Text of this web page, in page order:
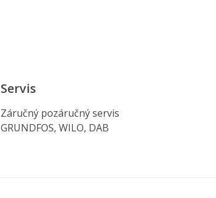
Servis
Záručný pozáručný servis
GRUNDFOS, WILO, DAB